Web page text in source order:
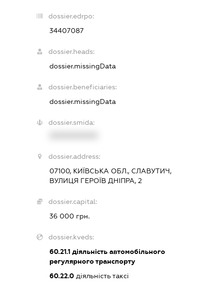
dossier.edrpo:
34407087
dossier.heads:
dossier.missingData
dossier.beneficiaries:
dossier.missingData
dossier.smida:
dossier.address:
07100, КИЇВСЬКА ОБЛ., СЛАВУТИЧ,
ВУЛИЦЯ ГЕРОЇВ ДНІПРА, 2
dossier.capital:
36 000 грн.
dossier.kveds:
60.21.1 діяльність автомобільного
регулярного транспорту
60.22.0 діяльність таксі